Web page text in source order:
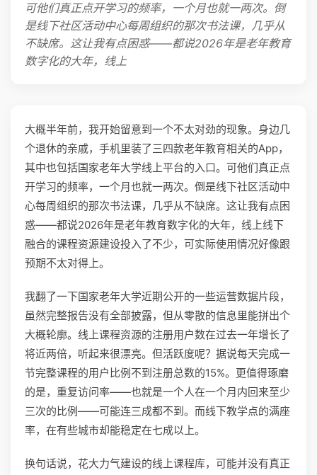
可他们真正点开学习的频率，一个月也就一两次。倒
是线下社区活动中心每周组织的那次书法课，几乎从
不缺席。这让我有点困惑——都说2026年是老年教育
数字化的大年，线上
大概半年前，我开始留意到一个不太对劲的现象。身边几
个退休的亲戚，手机里装了三四款老年教育相关的App，
其中也包括国家老年大学线上平台的入口。可他们真正点
开学习的频率，一个月也就一两次。倒是线下社区活动中
心每周组织的那次书法课，几乎从不缺席。这让我有点困
惑——都说2026年是老年教育数字化的大年，线上线下
融合的课程资源建设投入了不少，可实际使用情况好像跟
预期不太对得上。
我翻了一下国家老年大学近期公开的一些运营数据片段，
虽然完整报告没有全部披露，但从零散的信息里能拼出个
大概轮廓。线上课程资源的注册用户数在过去一年增长了
将近两倍，听起来很漂亮。但活跃度呢？据说每天完成一
节完整课程的用户比例不到注册总数的15%。更值得琢磨
的是，重复访问率——也就是一个人在一个月内回来至少
三次的比例——可能连三成都不到。而线下教学点的满座
率，在有些城市却能稳定在七成以上。
换句话说，花大力气建设的线上课程库，可能并没有真正